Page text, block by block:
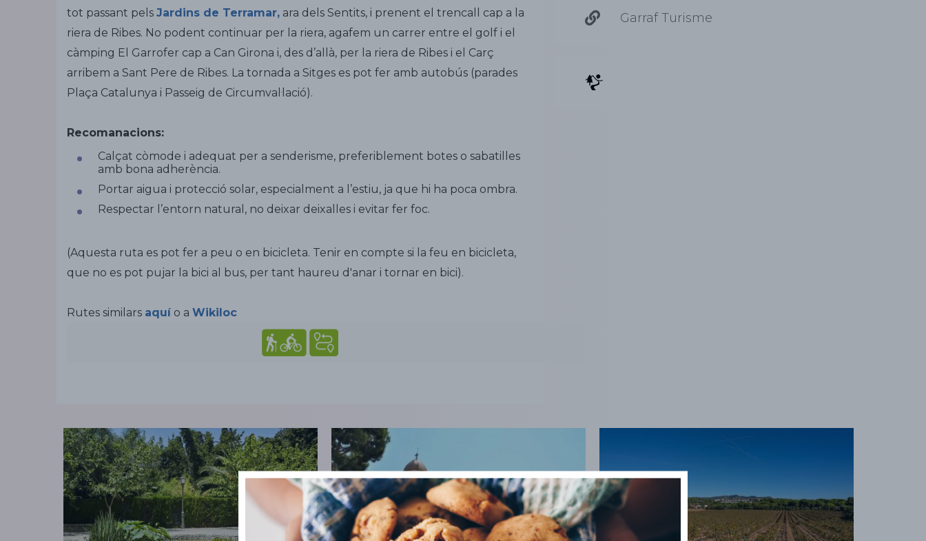
tot passant pels Jardins de Terramar, ara dels Sentits, i prenent el trencall cap a la
riera de Ribes. No podent continuar per la riera, agafem un carrer entre el golf i el
càmping El Garrofer cap a Can Girona i, des d’allà, per la riera de Ribes i el Carç
arribem a Sant Pere de Ribes. La tornada a Sitges es pot fer amb autobús (parades
Plaça Catalunya i Passeig de Circumval·lació).
Recomanacions:
Calçat còmode i adequat per a senderisme, preferiblement botes o sabatilles
amb bona adherència.
Portar aigua i protecció solar, especialment a l’estiu, ja que hi ha poca ombra.
Respectar l’entorn natural, no deixar deixalles i evitar fer foc.
(Aquesta ruta es pot fer a peu o en bicicleta. Tenir en compte si la feu en bicicleta,
que no es pot pujar la bici al bus, per tant haureu d'anar i tornar en bici).
Rutes similars aquí o a Wikiloc
Garraf Turisme